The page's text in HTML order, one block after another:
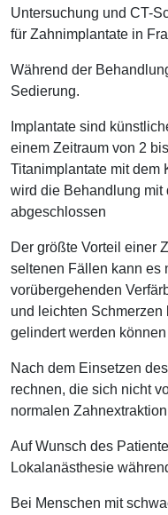
Untersuchung und CT-
für Zahnimplantate in
Während der
Sedierung.
Implantate sind
einem Zeitraum von 2
Titanimplantate mit dem
wird die Behandlung mit
abgeschlossen
Der größte Vorteil einer
seltenen Fällen kann es
vorübergehenden
und leichten Schmerzen
gelindert werden können
Nach dem Einsetzen
rechnen, die sich nicht
normalen
Auf Wunsch des
Lokalanästhesie
Bei Menschen mit